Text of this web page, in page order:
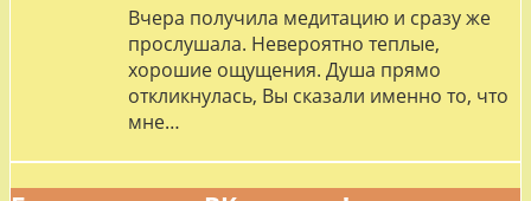
Вчера получила медитацию и сразу же
прослушала. Невероятно теплые,
хорошие ощущения. Душа прямо
откликнулась, Вы сказали именно то, что
мне…